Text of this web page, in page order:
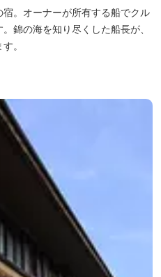
。オーナーが所有する船でクル
錦の海を知り尽くした船長が、
。